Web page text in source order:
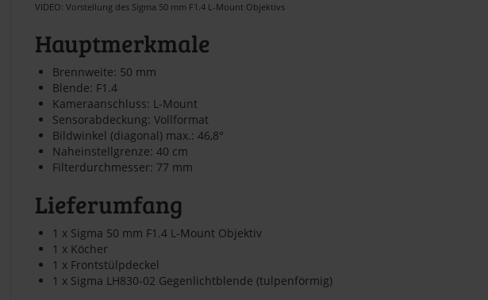
VIDEO: Vorstellung des Sigma 50 mm F1.4 L-Mount Objektivs
Hauptmerkmale
Brennweite: 50 mm
Blende: F1.4
Kameraanschluss: L-Mount
Sensorabdeckung: Vollformat
Bildwinkel (diagonal) max.: 46,8°
Naheinstellgrenze: 40 cm
Filterdurchmesser: 77 mm
Lieferumfang
1 x Sigma 50 mm F1.4 L-Mount Objektiv
1 x Köcher
1 x Frontstülpdeckel
1 x Sigma LH830-02 Gegenlichtblende (tulpenförmig)